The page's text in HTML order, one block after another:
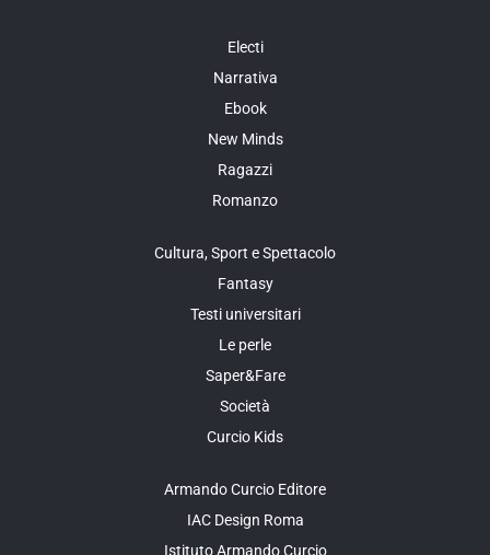
Electi
Narrativa
Ebook
New Minds
Ragazzi
Romanzo
Cultura, Sport e Spettacolo
Fantasy
Testi universitari
Le perle
Saper&Fare
Società
Curcio Kids
Armando Curcio Editore
IAC Design Roma
Istituto Armando Curcio